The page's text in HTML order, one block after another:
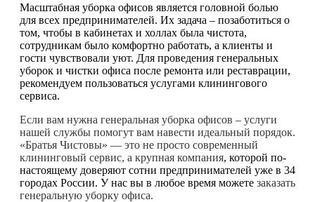
Масштабная уборка офисов является головной болью
для всех предпринимателей. Их задача – позаботиться о
том, чтобы в кабинетах и холлах была чистота,
сотрудникам было комфортно работать, а клиенты и
гости чувствовали уют. Для проведения генеральных
уборок и чистки офиса после ремонта или реставрации,
рекомендуем пользоваться услугами клинингового
сервиса.
Если вам нужна генеральная уборка офисов – услуги
нашей службы помогут вам навести идеальный порядок.
«Братья Чистовы» — это не просто современный
клининговый сервис, а крупная компания, которой по-
настоящему доверяют сотни предпринимателей уже в 34
городах России. У нас вы в любое время можете заказать
генеральную уборку офиса.